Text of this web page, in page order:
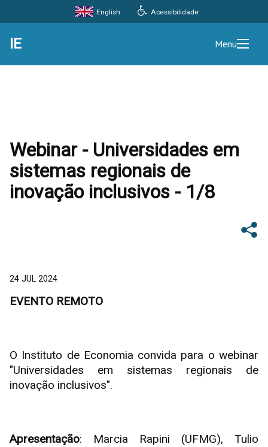
Acessibilidade
English
IE Menu
Webinar - Universidades em
sistemas regionais de
inovação inclusivos - 1/8
24 JUL 2024
EVENTO REMOTO
O Instituto de Economia convida para o webinar
"Universidades em sistemas regionais de
inovação inclusivos".
Apresentação: Marcia Rapini (UFMG), Tulio